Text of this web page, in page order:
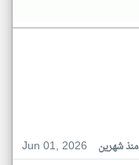
Jun 01, 2026
منذ شهرين